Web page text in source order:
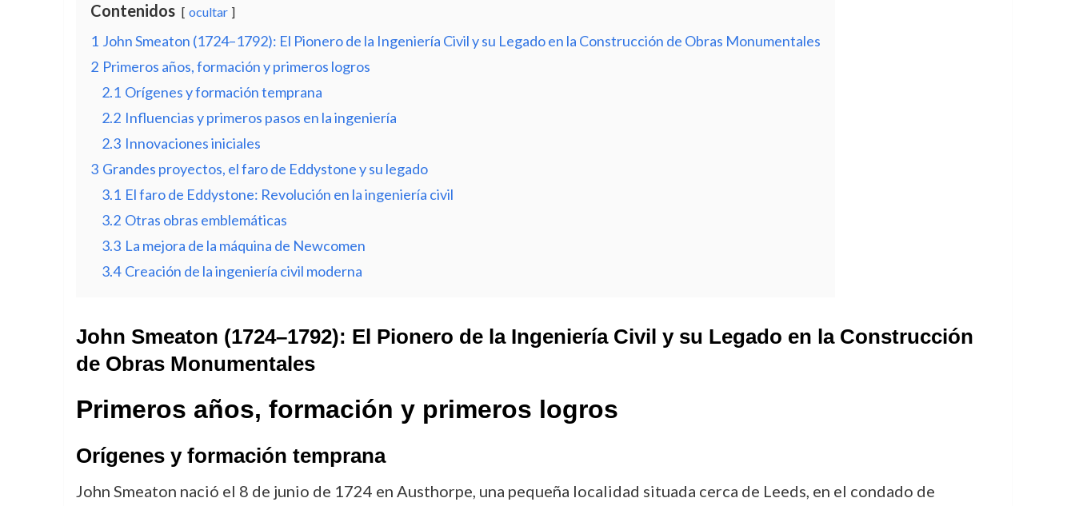
Contenidos ocultar
1 John Smeaton (1724–1792): El Pionero de la Ingeniería Civil y su Legado en la Construcción de Obras Monumentales
2 Primeros años, formación y primeros logros
2.1 Orígenes y formación temprana
2.2 Influencias y primeros pasos en la ingeniería
2.3 Innovaciones iniciales
3 Grandes proyectos, el faro de Eddystone y su legado
3.1 El faro de Eddystone: Revolución en la ingeniería civil
3.2 Otras obras emblemáticas
3.3 La mejora de la máquina de Newcomen
3.4 Creación de la ingeniería civil moderna
John Smeaton (1724–1792): El Pionero de la Ingeniería Civil y su Legado en la Construcción
de Obras Monumentales
Primeros años, formación y primeros logros
Orígenes y formación temprana
John Smeaton nació el 8 de junio de 1724 en Austhorpe, una pequeña localidad situada cerca de Leeds, en el condado de